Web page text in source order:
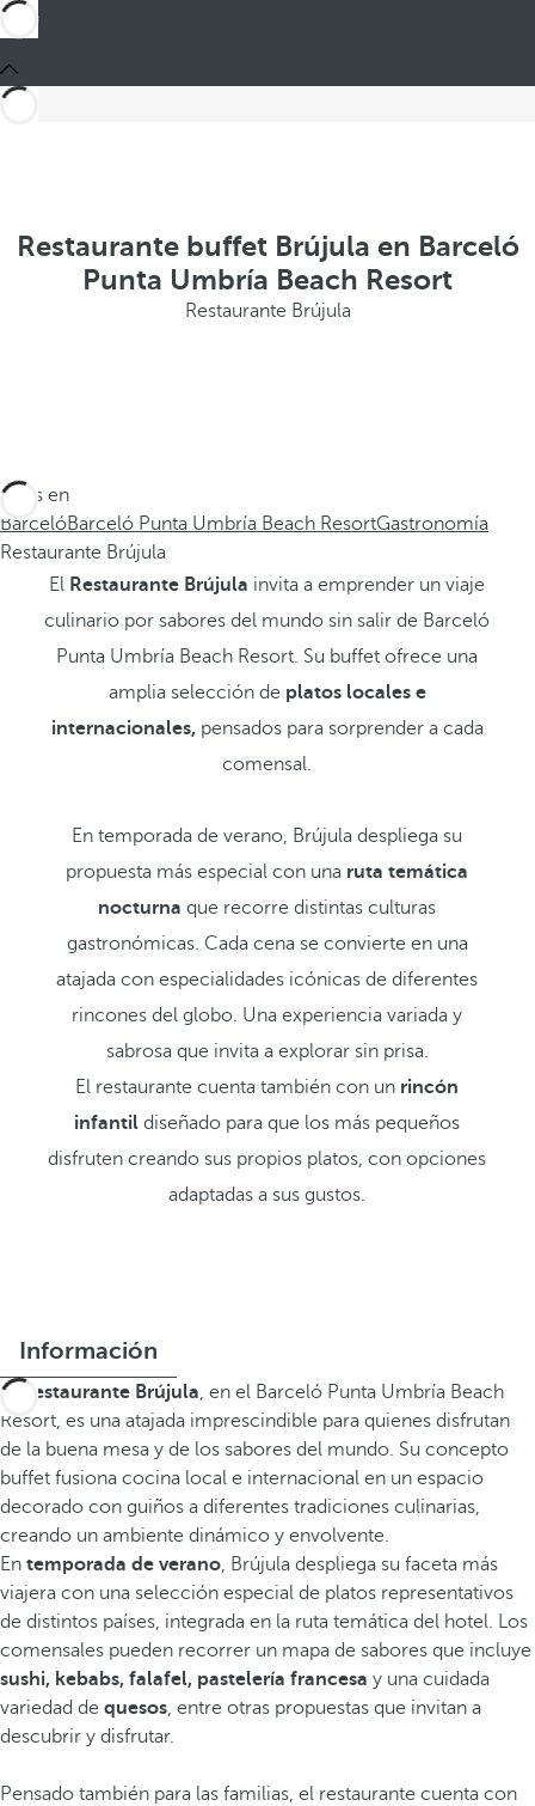
Restaurante buffet Brújula en Barceló
Punta Umbría Beach Resort
Restaurante Brújula
Estás en
BarcelóBarceló Punta Umbría Beach ResortGastronomía
Restaurante Brújula
El Restaurante Brújula invita a emprender un viaje
culinario por sabores del mundo sin salir de Barceló
Punta Umbría Beach Resort. Su buffet ofrece una
amplia selección de platos locales e
internacionales, pensados para sorprender a cada
comensal.
En temporada de verano, Brújula despliega su
propuesta más especial con una ruta temática
nocturna que recorre distintas culturas
gastronómicas. Cada cena se convierte en una
atajada con especialidades icónicas de diferentes
rincones del globo. Una experiencia variada y
sabrosa que invita a explorar sin prisa.
El restaurante cuenta también con un rincón
infantil diseñado para que los más pequeños
disfruten creando sus propios platos, con opciones
adaptadas a sus gustos.
Información
El Restaurante Brújula, en el Barceló Punta Umbría Beach
Resort, es una atajada imprescindible para quienes disfrutan
de la buena mesa y de los sabores del mundo. Su concepto
buffet fusiona cocina local e internacional en un espacio
decorado con guiños a diferentes tradiciones culinarias,
creando un ambiente dinámico y envolvente.
En temporada de verano, Brújula despliega su faceta más
viajera con una selección especial de platos representativos
de distintos países, integrada en la ruta temática del hotel. Los
comensales pueden recorrer un mapa de sabores que incluye
sushi, kebabs, falafel, pastelería francesa y una cuidada
variedad de quesos, entre otras propuestas que invitan a
descubrir y disfrutar.
Pensado también para las familias, el restaurante cuenta con